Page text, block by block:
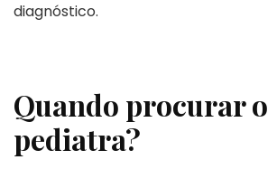
diagnóstico.
Quando procurar o
pediatra?